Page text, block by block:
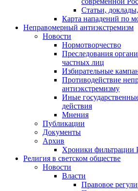
Статьи,
Карта нападений по
Неправомерный антиэкстремизм
Новости
Нормотворчество
Преследования
частных лиц
Избирательные
Противодействие
антиэкстремизму
Иные
действия
Мнения
Публикации
Документы
Архив
Хроники фильтрации
Религия в светском обществе
Новости
Власти
Правовое